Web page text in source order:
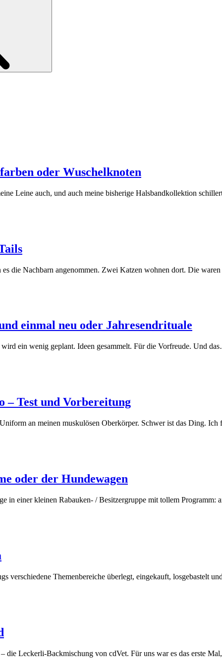
oder Wuschelknoten
Leine auch, und auch meine bisherige Halsbandkollektion
die Nachbarn angenommen. Zwei Katzen wohnen dort. Die
einmal neu oder Jahresendrituale
ein wenig geplant. Ideen gesammelt. Für die Vorfreude. Und
– Test und Vorbereitung
an meinen muskulösen Oberkörper. Schwer ist das Ding.
oder der Hundewagen
in einer kleinen Rabauken- / Besitzergruppe mit tollem Programm:
verschiedene Themenbereiche überlegt, eingekauft, losgebastelt
die Leckerli-Backmischung von cdVet. Für uns war es das erste